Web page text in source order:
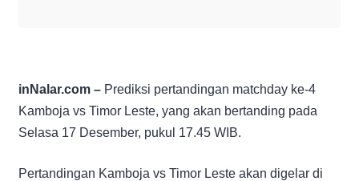
inNalar.com – Prediksi pertandingan matchday ke-4
Kamboja vs Timor Leste, yang akan bertanding pada
Selasa 17 Desember, pukul 17.45 WIB.
Pertandingan Kamboja vs Timor Leste akan digelar di